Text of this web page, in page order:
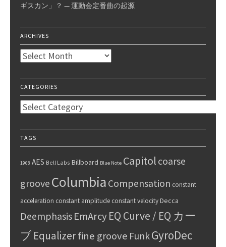
ギスカン」？ — 運動会定番曲の起源
ARCHIVES
Archives
CATEGORIES
Categories
TAGS
1968 AES Bell Labs Billboard Blue Note Capitol coarse
groove Columbia Compensation constant
acceleration constant amplitude constant velocityDecca
Deemphasis EmArcyEQ Curve / EQ カー
ブEqualizerfine groove Funk GyroDec